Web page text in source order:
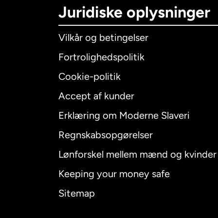
Juridiske oplysninger
Vilkår og betingelser
Fortrolighedspolitik
Cookie-politik
Accept af kunder
Erklæring om Moderne Slaveri
Regnskabsopgørelser
Lønforskel mellem mænd og kvinder
Keeping your money safe
Sitemap
Australien